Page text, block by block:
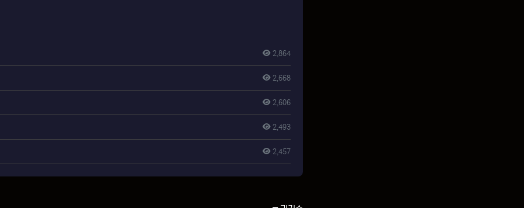
2,864
2,668
2,606
2,493
2,457